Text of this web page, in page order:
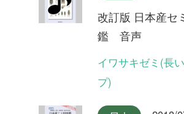
昆虫 2018/07/06
改訂版 日本産セミ科図
オオシマゼミ奄美大島産(長